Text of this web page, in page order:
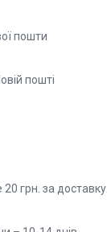
пошти
пошті
грн. за доставку.